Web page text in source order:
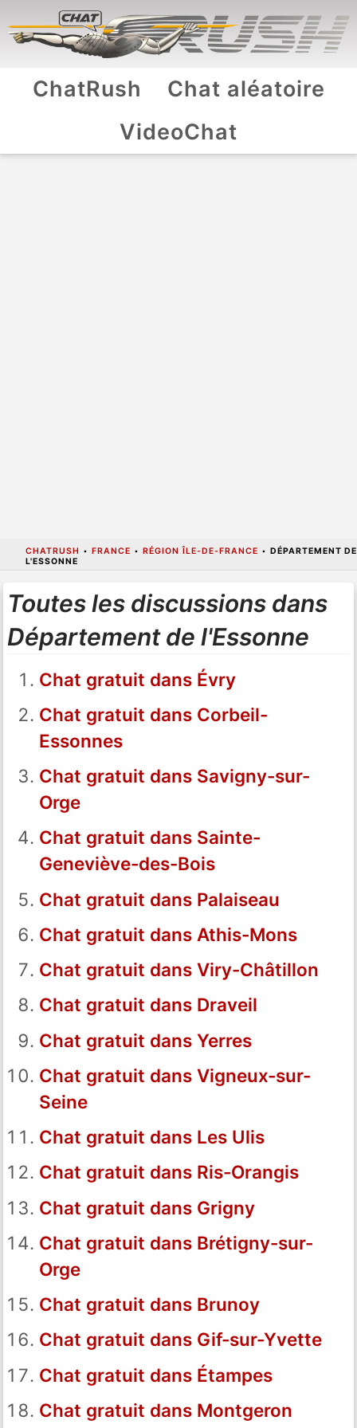
ChatRush
Chat aléatoire
VideoChat
CHATRUSH • FRANCE • RÉGION ÎLE-DE-FRANCE • DÉPARTEMENT DE
L'ESSONNE
Toutes les discussions dans
Département de l'Essonne
Chat gratuit dans Évry
Chat gratuit dans Corbeil-
Essonnes
Chat gratuit dans Savigny-sur-
Orge
Chat gratuit dans Sainte-
Geneviève-des-Bois
Chat gratuit dans Palaiseau
Chat gratuit dans Athis-Mons
Chat gratuit dans Viry-Châtillon
Chat gratuit dans Draveil
Chat gratuit dans Yerres
Chat gratuit dans Vigneux-sur-
Seine
Chat gratuit dans Les Ulis
Chat gratuit dans Ris-Orangis
Chat gratuit dans Grigny
Chat gratuit dans Brétigny-sur-
Orge
Chat gratuit dans Brunoy
Chat gratuit dans Gif-sur-Yvette
Chat gratuit dans Étampes
Chat gratuit dans Montgeron